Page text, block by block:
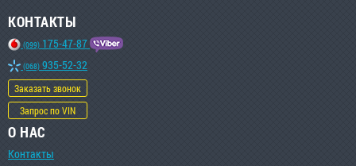
КОНТАКТЫ
(099) 175-47-87
(068) 935-52-32
Заказать звонок
Запрос по VIN
О НАС
Контакты